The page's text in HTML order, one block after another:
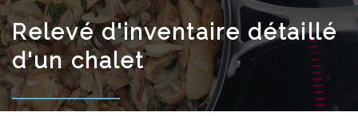
Relevé d'inventaire détaillé
d'un chalet